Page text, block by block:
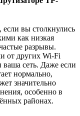
вы столкнулись
как низкая
разрывы.
от других Wi-Fi
сеть. Даже если
нормально,
значительно
особенно в
районах.